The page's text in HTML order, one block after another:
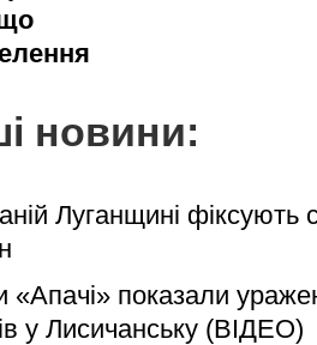
новини:
Луганщині фіксують
«Апачі» показали
у Лисичанську (ВІДЕО)